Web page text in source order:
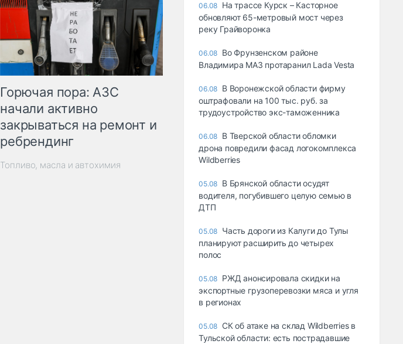
Горючая пора: АЗС
начали активно
закрываться на ремонт и
ребрендинг
Топливо, масла и автохимия
06.08 На трассе Курск – Касторное
обновляют 65-метровый мост через
реку Грайворонка
06.08 Во Фрунзенском районе
Владимира МАЗ протаранил Lada Vesta
06.08 В Воронежской области фирму
оштрафовали на 100 тыс. руб. за
трудоустройство экс-таможенника
06.08 В Тверской области обломки
дрона повредили фасад логокомплекса
Wildberries
05.08 В Брянской области осудят
водителя, погубившего целую семью в
ДТП
05.08 Часть дороги из Калуги до Тулы
планируют расширить до четырех
полос
05.08 РЖД анонсировала скидки на
экспортные грузоперевозки мяса и угля
в регионах
05.08 СК об атаке на склад Wildberries в
Тульской области: есть пострадавшие